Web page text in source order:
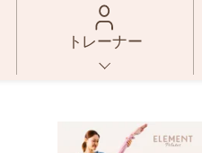
トレーナー